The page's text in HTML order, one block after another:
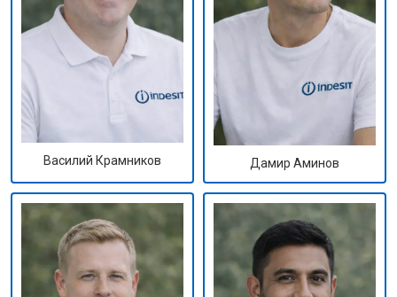
Василий Крамников Дамир Аминов